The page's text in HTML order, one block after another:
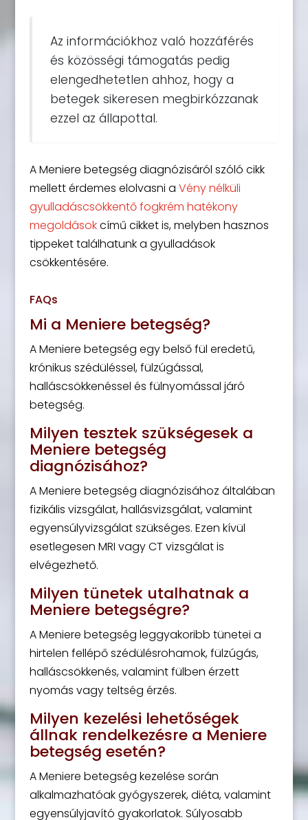
Az információkhoz való hozzáférés
és közösségi támogatás pedig
elengedhetetlen ahhoz, hogy a
betegek sikeresen megbirkózzanak
ezzel az állapottal.
A Meniere betegség diagnózisáról szóló cikk
mellett érdemes elolvasni a Vény nélküli
gyulladáscsökkentő fogkrém hatékony
megoldásokcímű cikket is, melyben hasznos
tippeket találhatunk a gyulladások
csökkentésére.
FAQs
Mi a Meniere betegség?
A Meniere betegség egy belső fül eredetű,
krónikus szédüléssel, fülzúgással,
halláscsökkenéssel és fülnyomással járó
betegség.
Milyen tesztek szükségesek a
Meniere betegség
diagnózisához?
A Meniere betegség diagnózisához általában
fizikális vizsgálat, hallásvizsgálat, valamint
egyensúlyvizsgálat szükséges. Ezen kívül
esetlegesen MRI vagy CT vizsgálat is
elvégezhető.
Milyen tünetek utalhatnak a
Meniere betegségre?
A Meniere betegség leggyakoribb tünetei a
hirtelen fellépő szédülésrohamok, fülzúgás,
halláscsökkenés, valamint fülben érzett
nyomás vagy teltség érzés.
Milyen kezelési lehetőségek
állnak rendelkezésre a Meniere
betegség esetén?
A Meniere betegség kezelése során
alkalmazhatóak gyógyszerek, diéta, valamint
egyensúlyjavító gyakorlatok. Súlyosabb